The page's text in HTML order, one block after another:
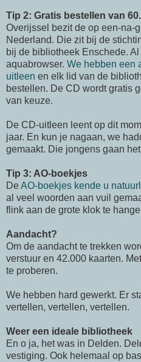
Tip 2: Gratis bestellen van
Overijssel bezit de op een-na-
Nederland. Die zit bij de
bij de bibliotheek Enschede.
aquabrowser. We hebben een
uitleen en elk lid van de
bestellen. De CD wordt gratis
van keuze.
De CD-uitleen leent op dit
jaar. En kun je nagaan, we
gemaakt. Die jongens gaan
Tip 3: AO-boekjes
DeAO-boekjes kende u
al veel woorden aan vuil
flink aan de grote klok te
Aandacht?
Om de aandacht te trekken
verstuur en 42.000 kaarten.
te proberen.
We hebben hard gewerkt. Er
vertellen, vertellen, vertellen.
Weer een ideale bibliotheek
En o ja, het was in Delden.
vestiging. Ook helemaal op